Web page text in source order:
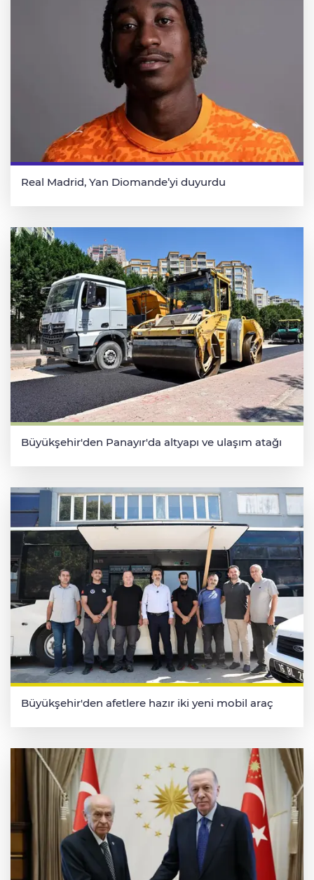
Real Madrid, Yan Diomande’yi duyurdu
Büyükşehir'den Panayır'da altyapı ve ulaşım atağı
Büyükşehir'den afetlere hazır iki yeni mobil araç